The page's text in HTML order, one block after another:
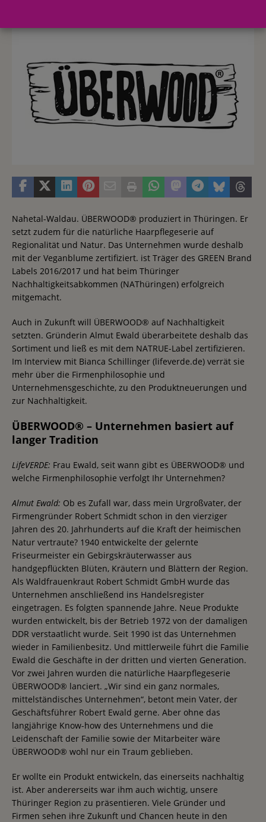
Nahetal-Waldau. ÜBERWOOD® produziert in Thüringen. Er
setzt zudem für die natürliche Haarpflegeserie auf
Regionalität und Natur. Das Unternehmen wurde deshalb
mit der Veganblume zertifiziert. ist Träger des GREEN Brand
Labels 2016/2017 und hat beim Thüringer
Nachhaltigkeitsabkommen (NAThüringen) erfolgreich
mitgemacht.
Auch in Zukunft will ÜBERWOOD® auf Nachhaltigkeit
setzten. Gründerin Almut Ewald überarbeitete deshalb das
Sortiment und ließ es mit dem NATRUE-Label zertifizieren.
Im Interview mit Bianca Schillinger (lifeverde.de) verrät sie
mehr über die Firmenphilosophie und
Unternehmensgeschichte, zu den Produktneuerungen und
zur Nachhaltigkeit.
ÜBERWOOD® – Unternehmen basiert auf
langer Tradition
LifeVERDE: Frau Ewald, seit wann gibt es ÜBERWOOD® und
welche Firmenphilosophie verfolgt Ihr Unternehmen?
Almut Ewald: Ob es Zufall war, dass mein Urgroßvater, der
Firmengründer Robert Schmidt schon in den vierziger
Jahren des 20. Jahrhunderts auf die Kraft der heimischen
Natur vertraute? 1940 entwickelte der gelernte
Friseurmeister ein Gebirgskräuterwasser aus
handgepflückten Blüten, Kräutern und Blättern der Region.
Als Waldfrauenkraut Robert Schmidt GmbH wurde das
Unternehmen anschließend ins Handelsregister
eingetragen. Es folgten spannende Jahre. Neue Produkte
wurden entwickelt, bis der Betrieb 1972 von der damaligen
DDR verstaatlicht wurde. Seit 1990 ist das Unternehmen
wieder in Familienbesitz. Und mittlerweile führt die Familie
Ewald die Geschäfte in der dritten und vierten Generation.
Vor zwei Jahren wurden die natürliche Haarpflegeserie
ÜBERWOOD® lanciert. „Wir sind ein ganz normales,
mittelständisches Unternehmen“, betont mein Vater, der
Geschäftsführer Robert Ewald gerne. Aber ohne das
langjährige Know-how des Unternehmens und die
Leidenschaft der Familie sowie der Mitarbeiter wäre
ÜBERWOOD® wohl nur ein Traum geblieben.
Er wollte ein Produkt entwickeln, das einerseits nachhaltig
ist. Aber andererseits war ihm auch wichtig, unsere
Thüringer Region zu präsentieren. Viele Gründer und
Firmen sehen ihre Zukunft und Chancen heute in den